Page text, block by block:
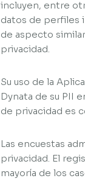
incluyen, entre
datos de perfiles
de aspecto
privacidad.
Su uso de la
Dynata de su PII
de privacidad es
Las encuestas
privacidad. El
mayoría de los